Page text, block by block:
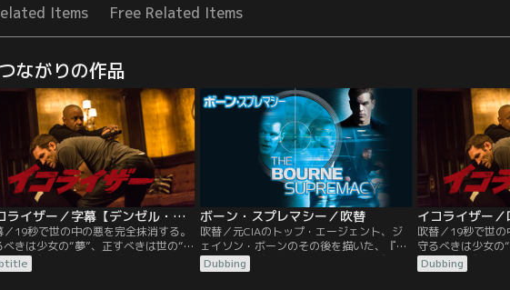
Items Free Related Items
ながりの作品
イコライザー／字幕【デンゼル・ワシントン＋クロエ・グレース・モレッツ】
／19秒で世の中の悪を完全抹消する。
べきは少女の“夢”、正すべきは世の“不
デンゼル・ワシントン主演ハードボイ
アクション！昼はホームセンターで真
ボーン・スプレマシー／吹替
吹替／元CIAのトップ・エージェント、ジ
ェイソン・ボーンのその後を描いた、『ボ
ーン・アイデンティティー』シリーズ第2
弾。マット・デイモンとフランカ・ポテン
Dubbing
吹替／19秒で世
守るべきは少女の
正”。デンゼル・
ルドアクション！
Dubbing